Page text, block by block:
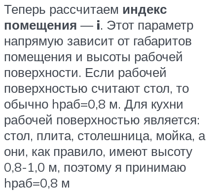
Теперь рассчитаем индекс
помещения — i. Этот параметр
напрямую зависит от габаритов
помещения и высоты рабочей
поверхности. Если рабочей
поверхностью считают стол, то
обычно hраб=0,8 м. Для кухни
рабочей поверхностью является:
стол, плита, столешница, мойка, а
они, как правило, имеют высоту
0,8-1,0 м, поэтому я принимаю
hраб=0,8 м